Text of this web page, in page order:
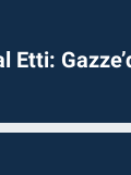
Etti: